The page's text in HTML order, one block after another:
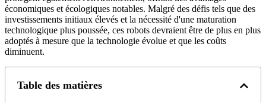
économiques et écologiques notables. Malgré des défis tels que des
investissements initiaux élevés et la nécessité d'une maturation
technologique plus poussée, ces robots devraient être de plus en plus
adoptés à mesure que la technologie évolue et que les coûts
diminuent.
Table des matières